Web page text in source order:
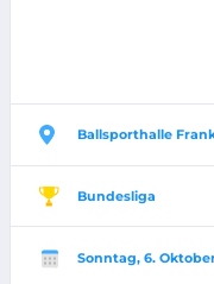
Ballsporthalle
Bundesliga
Sonntag, 6.